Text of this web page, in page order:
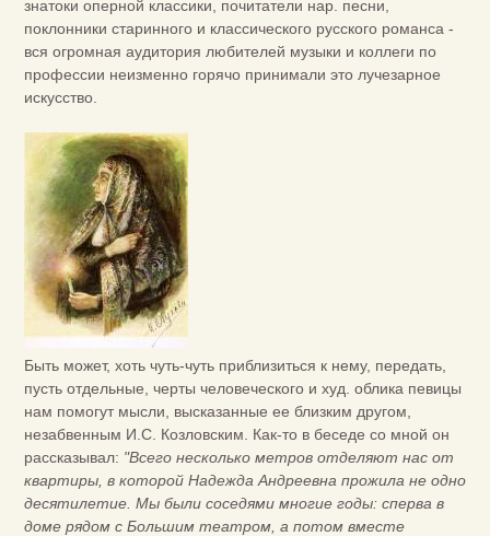
знатоки оперной классики, почитатели нар. песни,
поклонники старинного и классического русского романса -
вся огромная аудитория любителей музыки и коллеги по
профессии неизменно горячо принимали это лучезарное
искусство.
Быть может, хоть чуть-чуть приблизиться к нему, передать,
пусть отдельные, черты человеческого и худ. облика певицы
нам помогут мысли, высказанные ее близким другом,
незабвенным И.С. Козловским. Как-то в беседе со мной он
рассказывал: "Всего несколько метров отделяют нас от
квартиры, в которой Надежда Андреевна прожила не одно
десятилетие. Мы были соседями многие годы: сперва в
доме рядом с Большим театром, а потом вместе